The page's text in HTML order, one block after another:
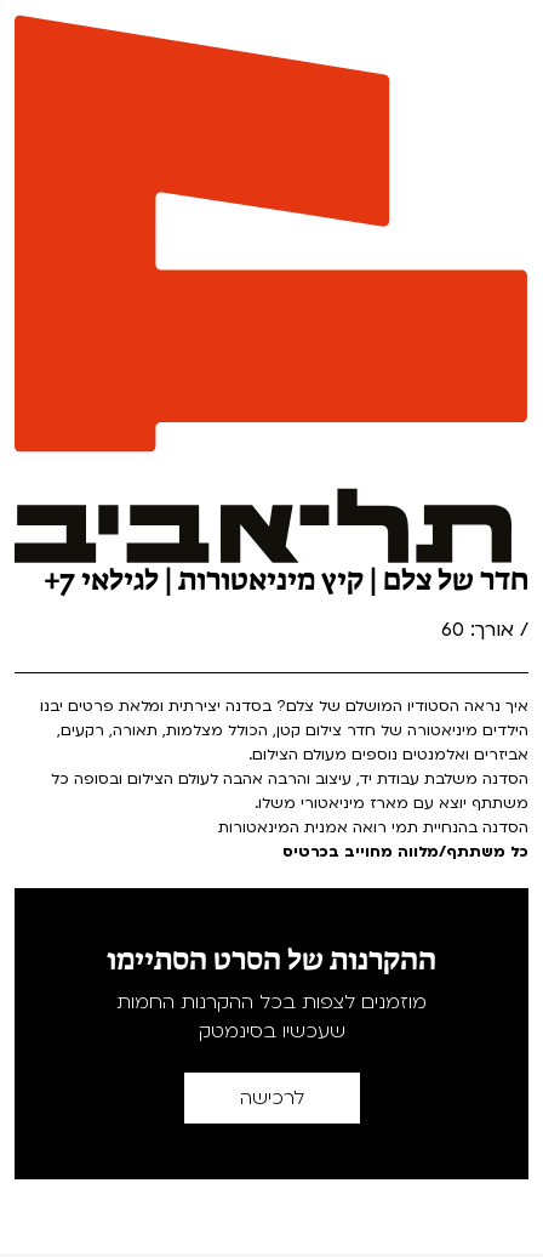
חדר של צלם | קיץ מיניאטורות | לגילאי 7+
/ אורך: 60
איך נראה הסטודיו המושלם של צלם? בסדנה יצירתית ומלאת פרטים יבנו
הילדים מיניאטורה של חדר צילום קטן, הכולל מצלמות, תאורה, רקעים,
אביזרים ואלמנטים נוספים מעולם הצילום.
הסדנה משלבת עבודת יד, עיצוב והרבה אהבה לעולם הצילום ובסופה כל
משתתף יוצא עם מארז מיניאטורי משלו.
הסדנה בהנחיית תמי רואה אמנית המינאטורות
כל משתתף/מלווה מחוייב בכרטיס
ההקרנות של הסרט הסתיימו
מוזמנים לצפות בכל ההקרנות החמות
שעכשיו בסינמטק
לרכישה